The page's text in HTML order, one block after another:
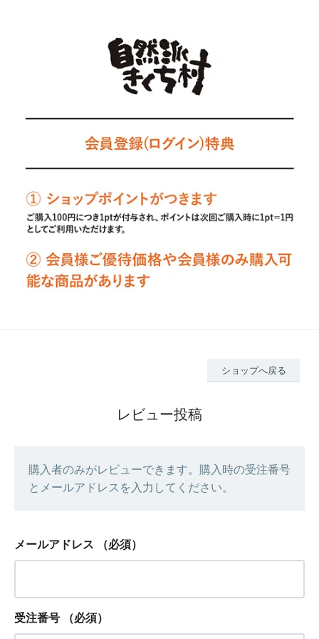
ショップへ戻る
レビュー投稿
購入者のみがレビューできます。購入時の受注番号
とメールアドレスを入力してください。
メールアドレス （必須）
受注番号 （必須）